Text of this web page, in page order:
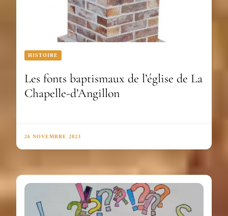
HISTOIRE
Les fonts baptismaux de l’église de La
Chapelle-d’Angillon
26 NOVEMBRE 2023